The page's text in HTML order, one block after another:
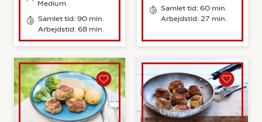
Medium
Samlet tid: 90 min.
Arbejdstid: 68 min.
Samlet tid: 60 min.
Arbejdstid: 27 min.